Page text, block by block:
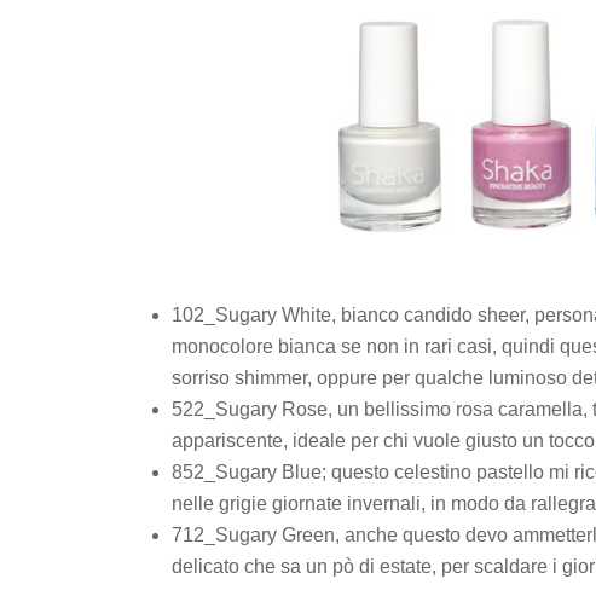
102_Sugary White, bianco candido sheer,
monocolore bianca se non in rari casi, quindi
sorriso shimmer, oppure per qualche luminoso
522_Sugary Rose, un bellissimo rosa
appariscente, ideale per chi vuole giusto un
852_Sugary Blue; questo celestino pastello mi
nelle grigie giornate invernali, in modo da
712_Sugary Green, anche questo devo
delicato che sa un pò di estate, per scaldare i